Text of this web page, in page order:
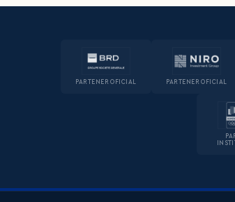
PARTENER OFICIAL PARTENER OFICIAL